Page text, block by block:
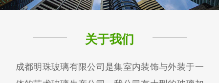
关于我们
成都明珠玻璃有限公司是集室内装饰与外装于一